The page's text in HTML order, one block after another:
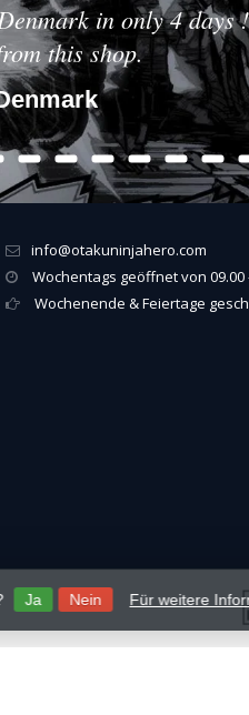
in only 4
this shop.
info@otakuninjahero.com
Wochentags geöffnet von 09.00
Wochenende & Feiertage
Ja Nein Für weitere